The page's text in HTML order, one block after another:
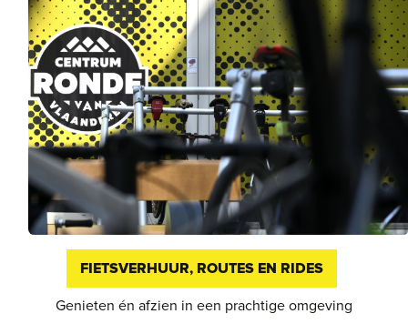
FIETSVERHUUR, ROUTES EN RIDES
Genieten én afzien in een prachtige omgeving